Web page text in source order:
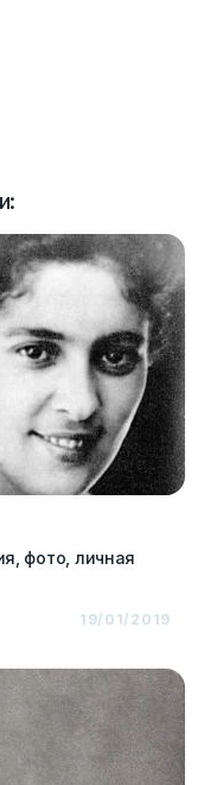
фото, личная
19/01/2019